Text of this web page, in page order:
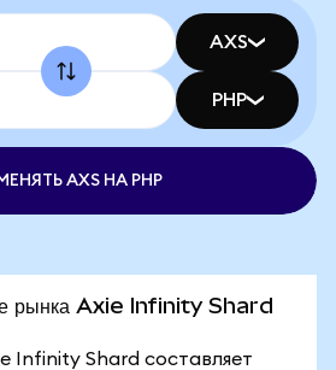
AXS
PHP
AXS НА PHP
рынка Axie Infinity Shard
Infinity Shard составляет